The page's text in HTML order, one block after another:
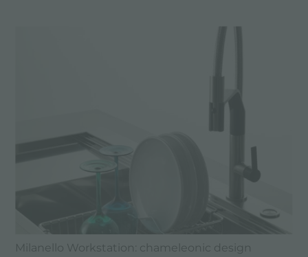
Milanello Workstation: chameleonic design